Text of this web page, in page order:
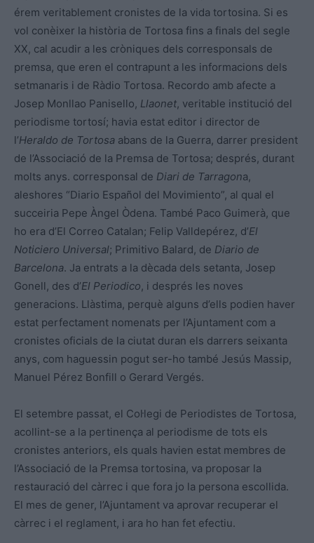
érem veritablement cronistes de la vida tortosina. Si es
vol conèixer la història de Tortosa fins a finals del segle
XX, cal acudir a les cròniques dels corresponsals de
premsa, que eren el contrapunt a les informacions dels
setmanaris i de Ràdio Tortosa. Recordo amb afecte a
Josep Monllao Panisello, Llaonet, veritable institució del
periodisme tortosí; havia estat editor i director de
l’Heraldo de Tortosa abans de la Guerra, darrer president
de l’Associació de la Premsa de Tortosa; després, durant
molts anys. corresponsal de Diari de Tarragona,
aleshores “Diario Español del Movimiento”, al qual el
succeiria Pepe Àngel Òdena. També Paco Guimerà, que
ho era d’El Correo Catalan; Felip Valldepérez, d’El
Noticiero Universal; Primitivo Balard, de Diario de
Barcelona. Ja entrats a la dècada dels setanta, Josep
Gonell, des d’El Periodico, i després les noves
generacions. Llàstima, perquè alguns d’ells podien haver
estat perfectament nomenats per l’Ajuntament com a
cronistes oficials de la ciutat duran els darrers seixanta
anys, com haguessin pogut ser-ho també Jesús Massip,
Manuel Pérez Bonfill o Gerard Vergés.
El setembre passat, el Col·legi de Periodistes de Tortosa,
acollint-se a la pertinença al periodisme de tots els
cronistes anteriors, els quals havien estat membres de
l’Associació de la Premsa tortosina, va proposar la
restauració del càrrec i que fora jo la persona escollida.
El mes de gener, l’Ajuntament va aprovar recuperar el
càrrec i el reglament, i ara ho han fet efectiu.